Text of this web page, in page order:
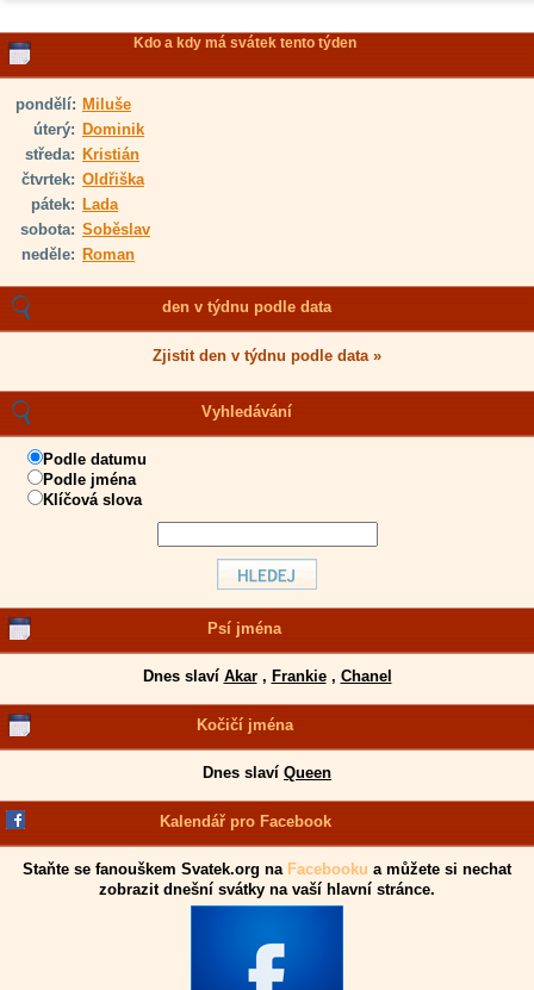
Kdo a kdy má svátek tento týden
pondělí: Miluše
úterý: Dominik
středa: Kristián
čtvrtek: Oldřiška
pátek: Lada
sobota: Soběslav
neděle: Roman
den v týdnu podle data
Zjistit den v týdnu podle data »
Vyhledávání
Podle datumu
Podle jména
Klíčová slova
Psí jména
Dnes slaví Akar, Frankie, Chanel
Kočičí jména
Dnes slaví Queen
Kalendář pro Facebook
Staňte se fanouškem Svatek.org na Facebooku a můžete si nechat
zobrazit dnešní svátky na vaší hlavní stránce.